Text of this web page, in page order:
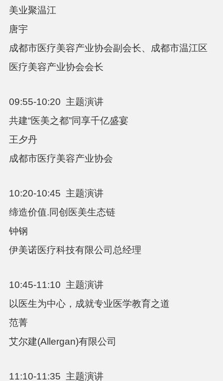
美业聚温江
唐宇
成都市医疗美容产业协会副会长、成都市温江区
医疗美容产业协会会长
09:55-10:20 主题演讲
共建“医美之都”同享千亿盛宴
王夕丹
成都市医疗美容产业协会
10:20-10:45 主题演讲
缔造价值.同创医美生态链
钟钢
伊美诺医疗科技有限公司总经理
10:45-11:10 主题演讲
以医生为中心，成就专业医学教育之道
范菁
艾尔建(Allergan)有限公司
11:10-11:35 主题演讲